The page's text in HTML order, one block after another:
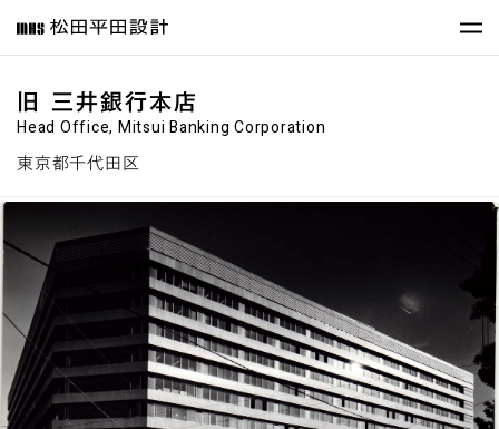
旧 三井銀行本店
Head Office, Mitsui Banking Corporation
東京都千代田区